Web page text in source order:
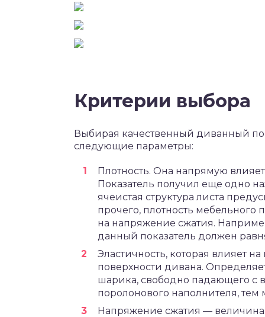
Критерии выбора
Выбирая качественный диванный
следующие параметры:
Плотность. Она напрямую
Показатель получил еще одно
ячеистая структура листа
прочего, плотность мебельного
на напряжение сжатия.
данный показатель должен
Эластичность, которая влияет
поверхности дивана.
шарика, свободно падающего с
поролонового наполнителя,
Напряжение сжатия — величина